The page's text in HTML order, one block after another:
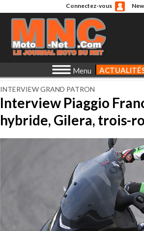
Connectez-vous
Menu
INTERVIEW GRAND PATRON
Interview Piaggio
hybride, Gilera, trois-